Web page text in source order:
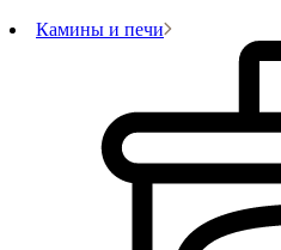
Камины и печи